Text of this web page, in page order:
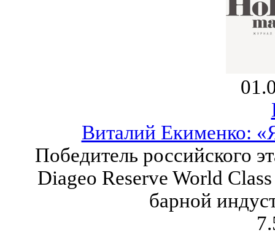
Виталий Екименко:
Победитель российского
Diageo Reserve World
барной